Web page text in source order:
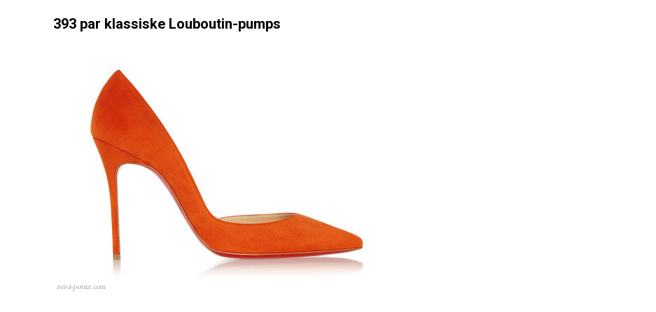
393 par klassiske Louboutin-pumps
net-a-porter.com